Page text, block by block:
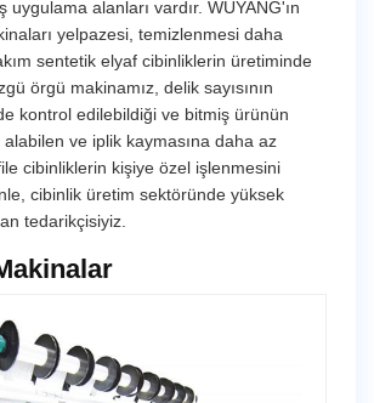
uygulama alanları vardır. WUYANG'ın
yelpazesi, temizlenmesi daha
sentetik elyaf cibinliklerin üretiminde
örgü makinamız, delik sayısının
kontrol edilebildiği ve bitmiş ürünün
ve iplik kaymasına daha az
cibinliklerin kişiye özel işlenmesini
cibinlik üretim sektöründe yüksek
tedarikçisiyiz.